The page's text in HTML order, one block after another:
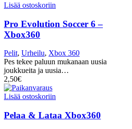
Lisää ostoskoriin
Pro Evolution Soccer 6 –
Xbox360
Pelit, Urheilu, Xbox 360
Pes tekee paluun mukanaan uusia
joukkueita ja uusia…
2,50€
Lisää ostoskoriin
Pelaa & Lataa Xbox360